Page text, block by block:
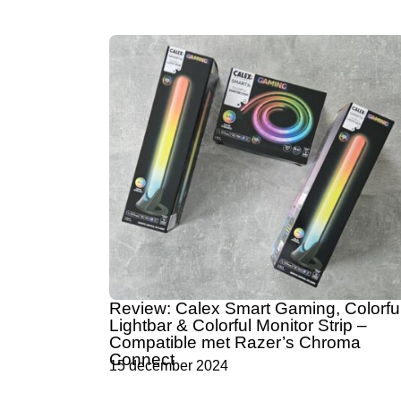
Review: Calex Smart Gaming, Colorful
Lightbar & Colorful Monitor Strip –
Compatible met Razer’s Chroma
Connect
15 december 2024